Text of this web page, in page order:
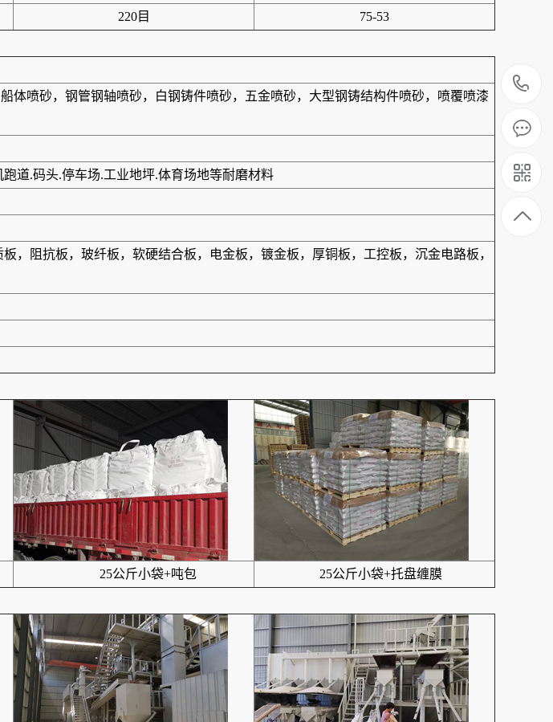
220目
75-53
体喷砂，钢管钢轴喷砂，白钢铸件喷砂，五金喷砂，大型钢铸结构件喷砂，喷覆喷漆
道.码头.停车场.工业地坪.体育场地等耐磨材料
，阻抗板，玻纤板，软硬结合板，电金板，镀金板，厚铜板，工控板，沉金电路板，
25公斤小袋+吨包
25公斤小袋+托盘缠膜